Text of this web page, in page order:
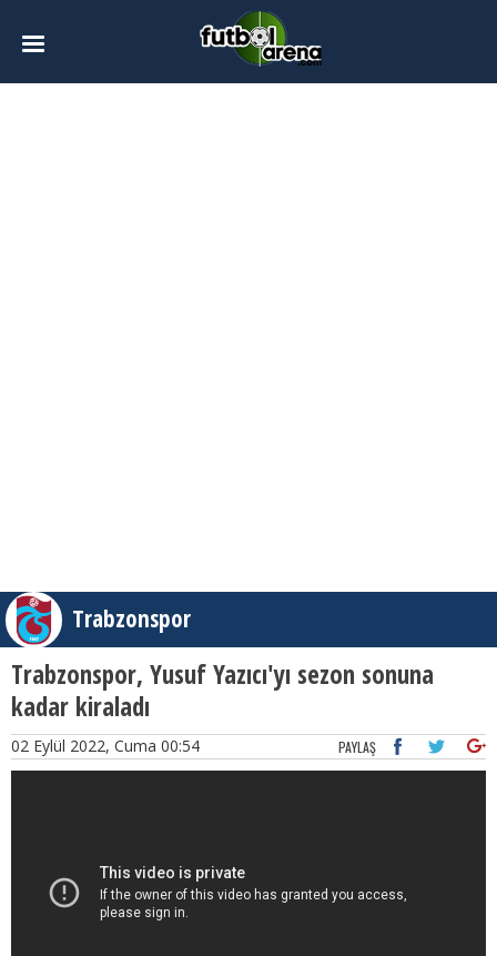
Trabzonspor
Trabzonspor, Yusuf Yazıcı'yı sezon sonuna
kadar kiraladı
02 Eylül 2022, Cuma 00:54 PAYLAŞ